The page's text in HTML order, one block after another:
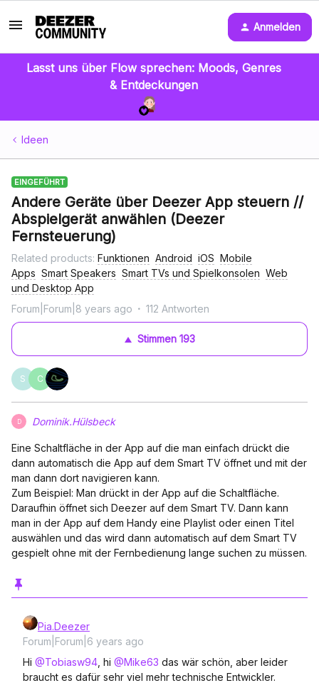
Anmelden
Lasst uns über Flow sprechen: Moods, Genres
& Entdeckungen
Ideen
EINGEFÜHRT
Andere Geräte über Deezer App steuern //
Abspielgerät anwählen (Deezer
Fernsteuerung)
Related products: Funktionen Android iOS Mobile
Apps Smart Speakers Smart TVs und Spielkonsolen Web
und Desktop App
Forum|Forum|8 years ago
112 Antworten
Stimmen193
S C
D Dominik.Hülsbeck
Eine Schaltfläche in der App auf die man einfach drückt die
dann automatisch die App auf dem Smart TV öffnet und mit der
man dann dort navigieren kann.
Zum Beispiel: Man drückt in der App auf die Schaltfläche.
Daraufhin öffnet sich Deezer auf dem Smart TV. Dann kann
man in der App auf dem Handy eine Playlist oder einen Titel
auswählen und das wird dann automatisch auf dem Smart TV
gespielt ohne mit der Fernbedienung lange suchen zu müssen.
Pia.Deezer
Forum|Forum|6 years ago
Hi @Tobiasw94 , hi @Mike63 das wär schön, aber leider
braucht es dafür sehr viel mehr technische Entwickler.